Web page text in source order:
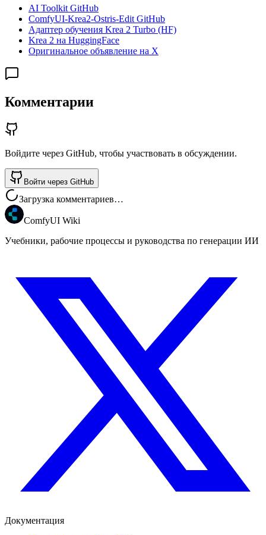
AI Toolkit GitHub
ComfyUI-Krea2-Ostris-Edit GitHub
Адаптер обучения Krea 2 Turbo (HF)
Krea 2 на HuggingFace
Оригинальное объявление на X
Комментарии
Войдите через GitHub, чтобы участвовать в обсуждении.
Войти через GitHub
Загрузка комментариев…
ComfyUI Wiki
Учебники, рабочие процессы и руководства по генерации ИИ
Документация